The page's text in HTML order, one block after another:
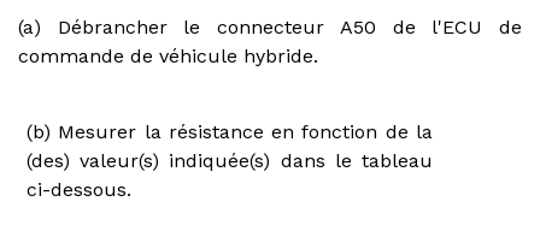
(a) Débrancher le connecteur A50 de l'ECU de
commande de véhicule hybride.
(b) Mesurer la résistance en fonction de la
(des) valeur(s) indiquée(s) dans le tableau
ci-dessous.